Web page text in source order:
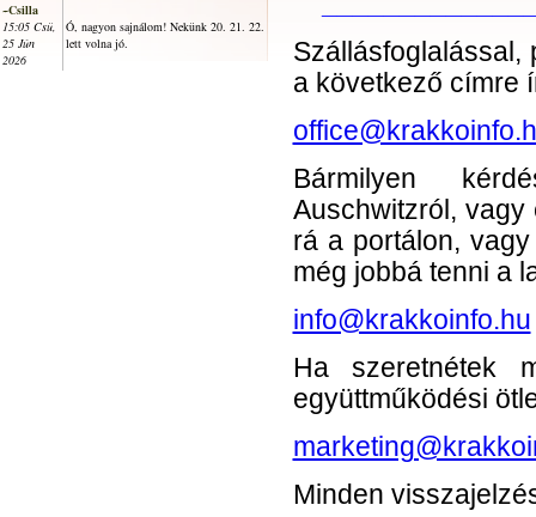
~Csilla
15:05 Csü,
25 Jún
2026
Ó, nagyon sajnálom! Nekünk 20. 21. 22.
lett volna jó.
a következő címre
Bármilyen
Auschwitzról,
rá a portálon,
még jobbá tenni a
info@krakkoinfo.hu
Ha szeretnétek
együttműködési
Minden